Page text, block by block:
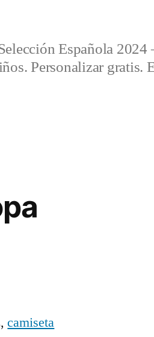
Española 2024
Personalizar gratis.
camiseta